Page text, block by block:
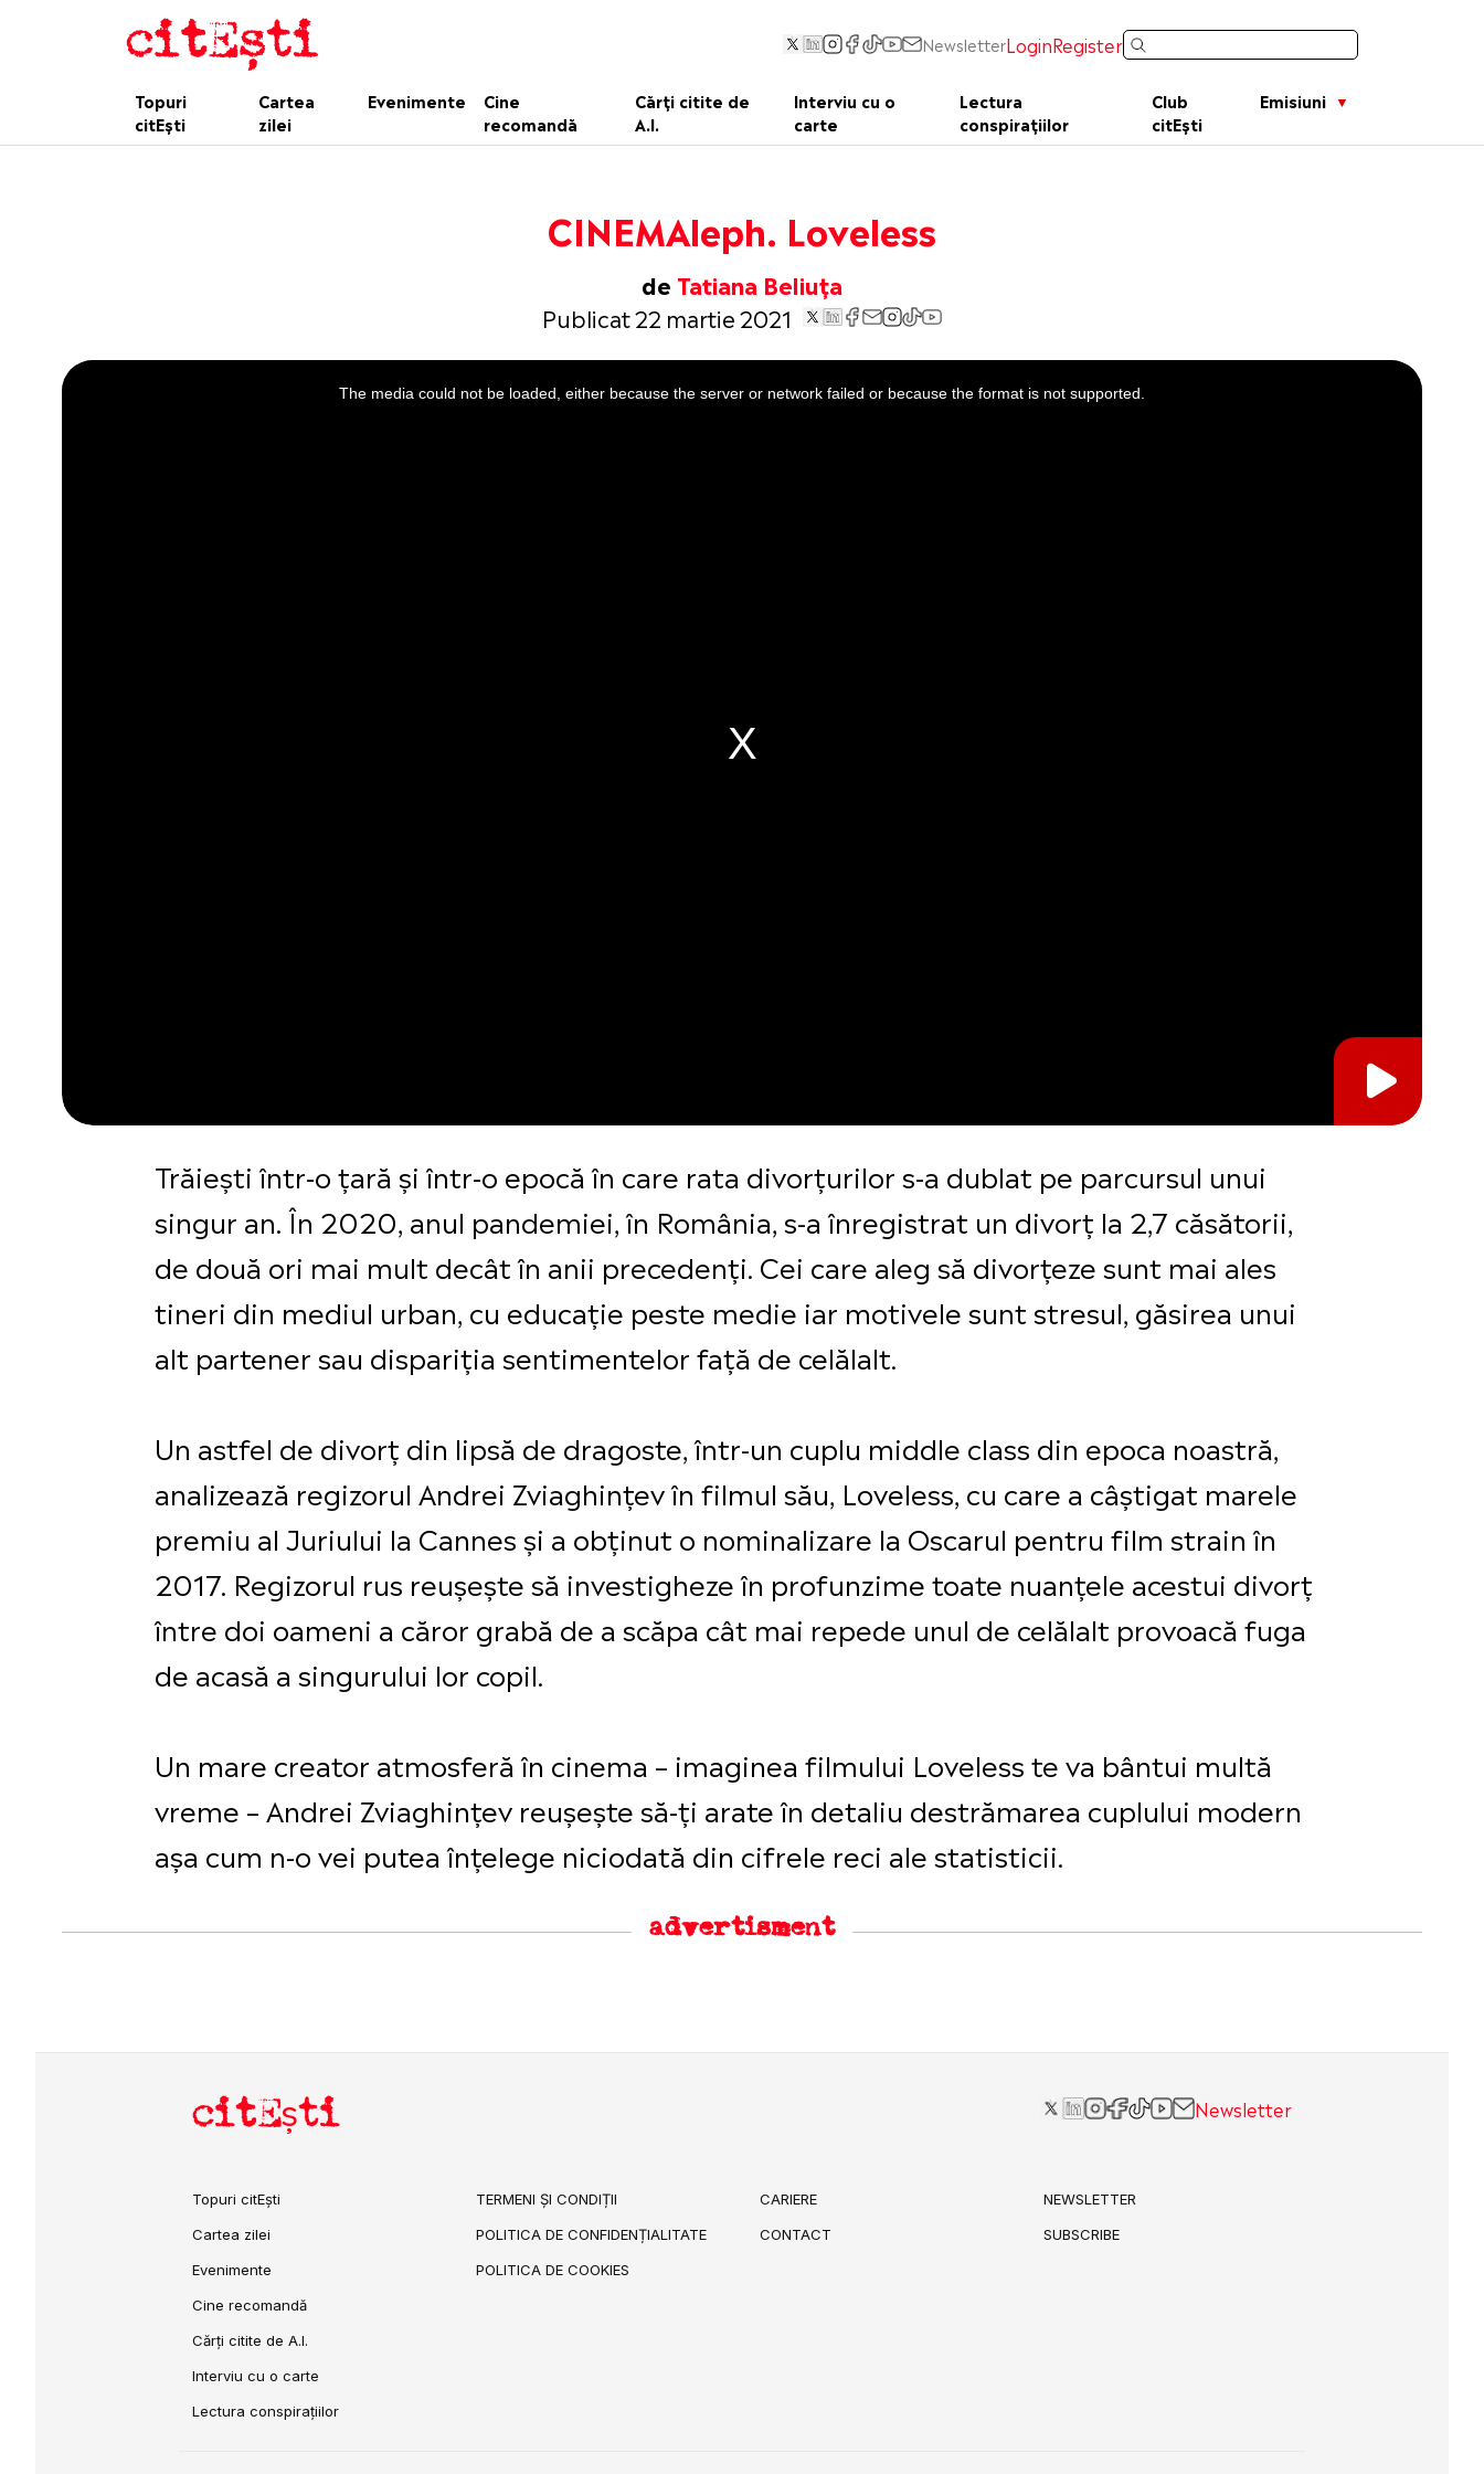
NewsletterLoginRegister
Topuri
citEști
Cartea
zilei
Evenimente
Cine
recomandă
Cărți citite de
A.I.
Interviu cu o
carte
Lectura
conspirațiilor
Club
citEști
Emisiuni
CINEMAleph. Loveless
de Tatiana Beliuța
Publicat 22 martie 2021
This
is
a
The media could not be loaded, either because the server or network failed or because the format is not supported.
Trăiești într-o țară și într-o epocă în care rata divorțurilor s-a dublat pe parcursul unui
singur an. În 2020, anul pandemiei, în România, s-a înregistrat un divorț la 2,7 căsătorii,
de două ori mai mult decât în anii precedenți. Cei care aleg să divorțeze sunt mai ales
tineri din mediul urban, cu educație peste medie iar motivele sunt stresul, găsirea unui
alt partener sau dispariția sentimentelor față de celălalt.
Un astfel de divorț din lipsă de dragoste, într-un cuplu middle class din epoca noastră,
analizează regizorul Andrei Zviaghințev în filmul său, Loveless, cu care a câștigat marele
premiu al Juriului la Cannes și a obținut o nominalizare la Oscarul pentru film strain în
2017. Regizorul rus reușește să investigheze în profunzime toate nuanțele acestui divorț
între doi oameni a căror grabă de a scăpa cât mai repede unul de celălalt provoacă fuga
de acasă a singurului lor copil.
Un mare creator atmosferă în cinema – imaginea filmului Loveless te va bântui multă
vreme – Andrei Zviaghințev reușește să-ți arate în detaliu destrămarea cuplului modern
așa cum n-o vei putea înțelege niciodată din cifrele reci ale statisticii.
advertisment
citEști Newsletter
Topuri citEști
Cartea zilei
Evenimente
Cine recomandă
Cărți citite de A.I.
Interviu cu o carte
Lectura conspirațiilor
TERMENI ȘI CONDIȚII
POLITICA DE CONFIDENȚIALITATE
POLITICA DE COOKIES
CARIERE
CONTACT
NEWSLETTER
SUBSCRIBE